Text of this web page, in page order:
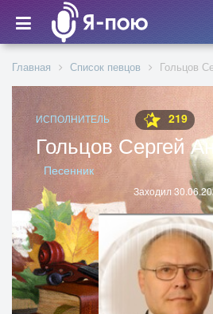
Главная Список певцов Гольцов
ИСПОЛНИТЕЛЬ 219
Гольцов Сергей
Песенник
Заходил